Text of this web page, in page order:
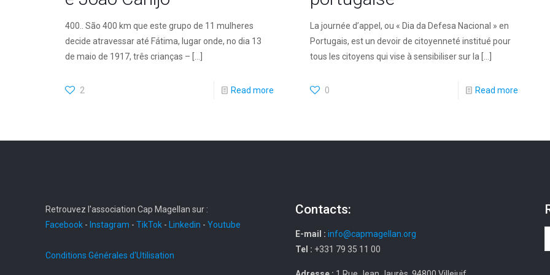
400.. São 400 km que este grupo de 11 mulheres
decide atravessar até Fátima, lugar onde, no dia 13
de maio de 1917, três crianças –
2 Read more
La journée d’appel, ou « Dia da Defesa Nacional » en
Portugais, est un devoir de citoyenneté institué pour
tous les citoyens qui vise à sensibiliser sur la
0 Read more
Retrouvez l'association Cap Magellan sur :
Facebook - Instagram - TikTok - Linkedin - Youtube
Conditions Générales d'Utilisation
Contacts:
E-mail : info@capmagellan.org
Tel : +331 79 35 11 00